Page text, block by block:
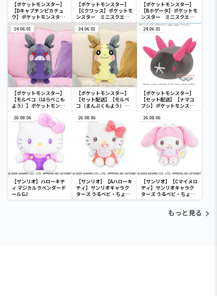
【ポケットモンスター】
【Dキャプテンピカチュ
ウ】ポケットモンスタ
ー ミニスクエアポーチ
【ポケットモンスター】
【Cクワッス】ポケットモ
ンスター ミニスクエア
ポーチ
【ポケットモンスター】
【Bホゲータ】ポケットモ
ンスター ミニスクエア
ポーチ
24.06.01
【ポケットモンスター】
【モルペコ（はらぺこも
よう）】ポケットモンス
ター めちゃもふぐっとぬ
いぐるみ～モルペコ（は
らぺこもよう）～
24.06.01
【ポケットモンスター】
【セット配送】【モルペ
コ（まんぷくもよう）】
ゃもふぐっとぬいぐるみ
～モルペコ（まんぷくも
24.06.01
【ポケットモンスター】
【セット配送】【ナマコ
ブシ】ポケットモンスタ
ぐるみ～ナマコブシ～
26.08.06
【サンリオ】ハローキテ
ィ マジカルラベンダード
ールGJ
26.08.06
【サンリオ】【Aハローキ
ティ】サンリオキャラク
ターズ うるベビ・ちょい
デカドール
26.08.06
【サンリオ】【Cマイメロ
ディ】サンリオキャラク
ターズ うるベビ・ちょい
デカドール
もっと見る